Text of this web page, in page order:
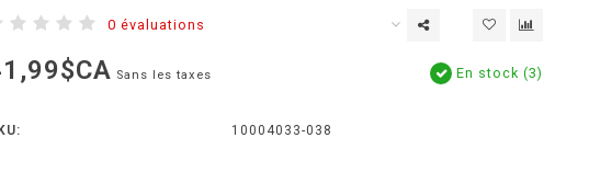
0 évaluations
Sans les taxes En stock (3)
10004033-038